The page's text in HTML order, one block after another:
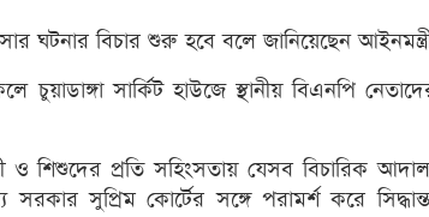
ঘটনার বিচার শুরু হবে বলে জানিয়েছেন
চুয়াডাঙ্গা সার্কিট হাউজে স্থানীয় বিএনপি
ও শিশুদের প্রতি সহিংসতায় যেসব বিচারিক
সরকার সুপ্রিম কোর্টের সঙ্গে পরামর্শ করে